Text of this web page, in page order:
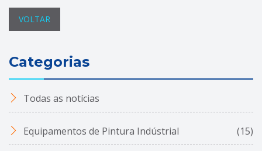
VOLTAR
Categorias
Todas as notícias
Equipamentos de Pintura Indústrial (15)